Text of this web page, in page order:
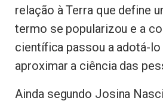
relação à Terra que define
termo se popularizou e a
científica passou a adotá-
aproximar a ciência das
Ainda segundo Josina